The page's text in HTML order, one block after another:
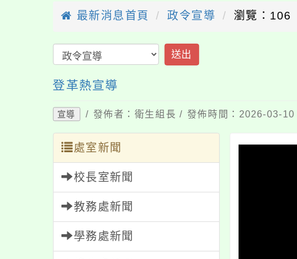
最新消息首頁 政令宣導 瀏覽：106
送出
登革熱宣導
宣導 / 發佈者：衛生組長 / 發佈時間：2026-03-
處室新聞
校長室新聞
教務處新聞
學務處新聞